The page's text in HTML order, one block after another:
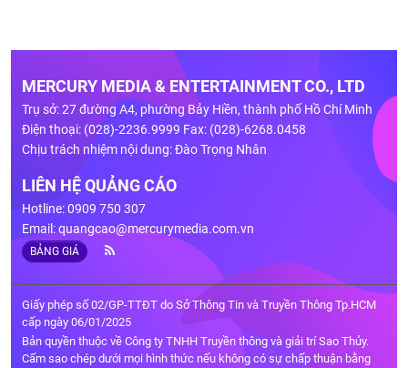
MERCURY MEDIA & ENTERTAINMENT CO., LTD
Trụ sở: 27 đường A4, phường Bảy Hiền, thành phố Hồ Chí Minh
Điện thoại: (028)-2236.9999 Fax: (028)-6268.0458
Chịu trách nhiệm nội dung: Đào Trọng Nhân
LIÊN HỆ QUẢNG CÁO
Hotline: 0909 750 307
Email:quangcao@mercurymedia.com.vn
BẢNG GIÁ
Giấy phép số 02/GP-TTĐT do Sở Thông Tin và Truyền Thông Tp.HCM
cấp ngày 06/01/2025
Bản quyền thuộc về Công ty TNHH Truyền thông và giải trí Sao Thủy.
Cấm sao chép dưới mọi hình thức nếu không có sự chấp thuận bằng